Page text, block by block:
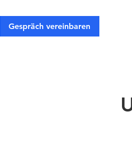
Gespräch vereinbaren